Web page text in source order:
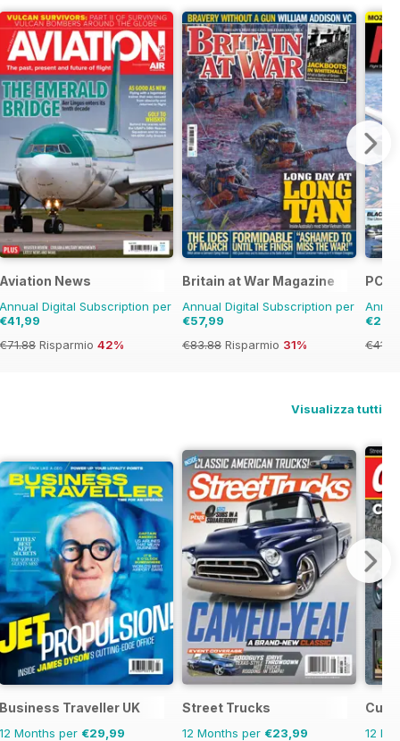
Aviation News
Annual Digital Subscription per
€41,99
€71.88 Risparmio 42%
Britain at War Magazine
Annual Digital Subscription per
€57,99
€83.88 Risparmio 31%
PC
Visualizza tutti
Business Traveller UK
12 Months per €29,99
Street Trucks
12 Months per €23,99 12